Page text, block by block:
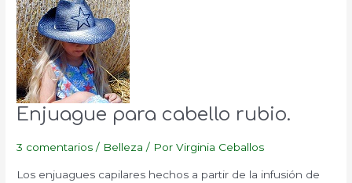
Enjuague para cabello rubio.
3 comentarios / Belleza / PorVirginia Ceballos
Los enjuagues capilares hechos a partir de la infusión de